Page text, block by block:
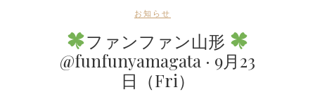
お知らせ
ファンファン山形
@funfunyamagata · 9月23
日（Fri）